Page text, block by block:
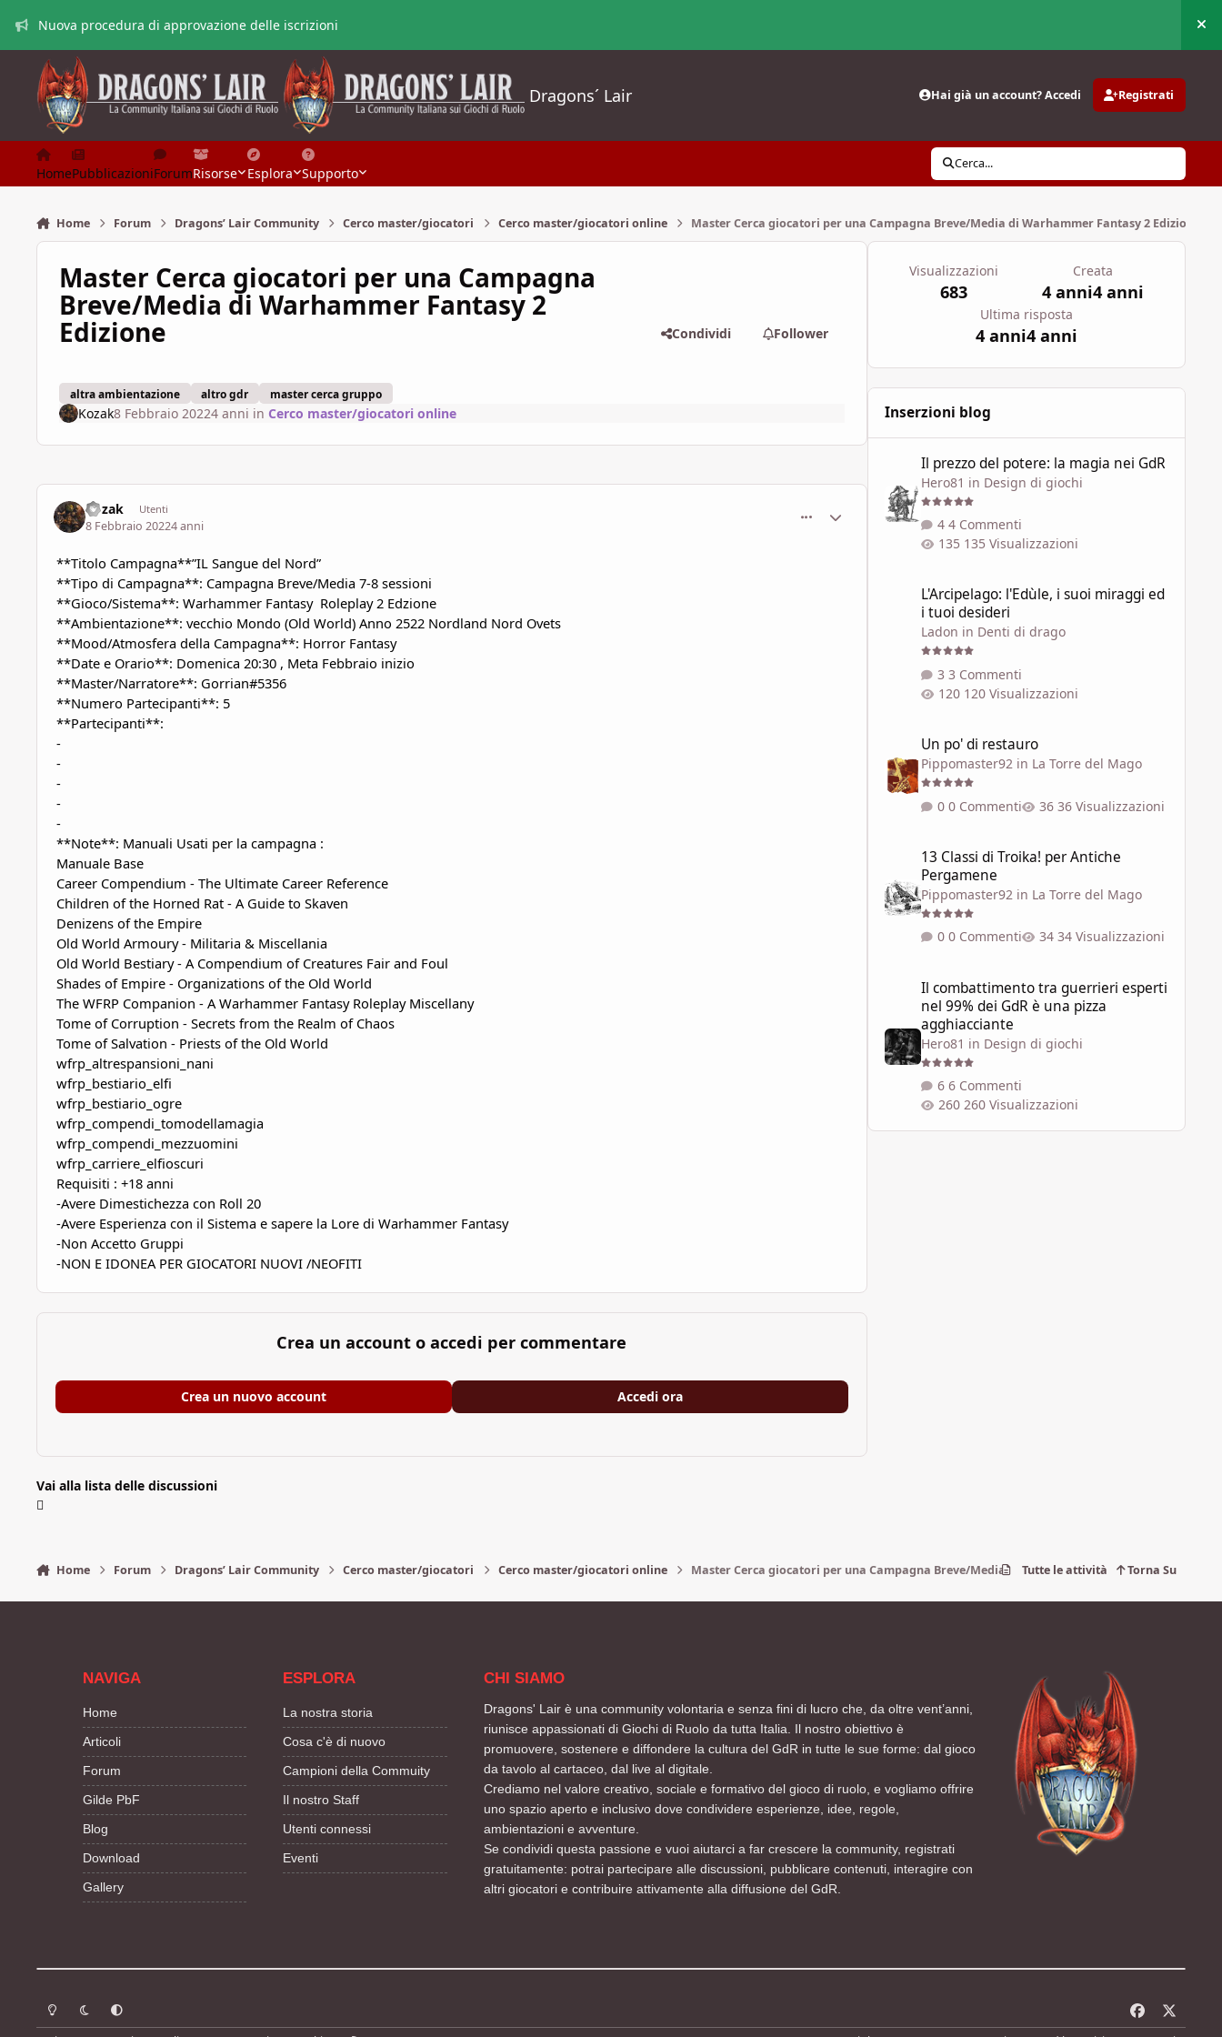
Nuova procedura di approvazione delle iscrizioni
Dragons´ Lair Hai già un account? Accedi Registrati
HomePubblicazioniForumRisorse Esplora Supporto
Cerca...
Home Forum Dragons’ Lair Community Cerco master/giocatori Cerco master/giocatori online Master Cerca giocatori per una Campagna Breve/Media di Warhammer Fantasy 2 Edizione
Master Cerca giocatori per una Campagna
Breve/Media di Warhammer Fantasy 2
Edizione
altra ambientazione altro gdr master cerca gruppo
Condividi Follower
Kozak8 Febbraio 20224 anni in Cerco master/giocatori online
Kozak Utenti
8 Febbraio 20224 anni
comment_1792101
Statistiche Autore
**Titolo Campagna**”IL Sangue del Nord”
**Tipo di Campagna**: Campagna Breve/Media 7-8 sessioni
**Gioco/Sistema**: Warhammer Fantasy Roleplay2 Edzione
**Ambientazione**: vecchio Mondo (Old World) Anno 2522 Nordland Nord Ovets
**Mood/Atmosfera della Campagna**: Horror Fantasy
**Date e Orario**: Domenica 20:30 , Meta Febbraio inizio
**Master/Narratore**: Gorrian#5356
**Numero Partecipanti**: 5
**Partecipanti**:
-
-
-
-
-
**Note**: Manuali Usati per la campagna :
Manuale Base
Career Compendium - The Ultimate Career Reference
Children of the Horned Rat - A Guide to Skaven
Denizens of the Empire
Old World Armoury- Militaria & Miscellania
Old World Bestiary- A Compendium of Creatures Fair and Foul
Shades of Empire - Organizations of the Old World
The WFRP Companion - A Warhammer Fantasy Roleplay Miscellany
Tome of Corruption - Secrets from the Realm of Chaos
Tome ofSalvation - Priests of the Old World
wfrp_altrespansioni_nani
wfrp_bestiario_elfi
wfrp_bestiario_ogre
wfrp_compendi_tomodellamagia
wfrp_compendi_mezzuomini
wfrp_carriere_elfioscuri
Requisiti : +18 anni
-Avere Dimestichezza con Roll 20
-Avere Esperienza con il Sistema e sapere la Lore di Warhammer Fantasy
-Non Accetto Gruppi
-NON E IDONEA PER GIOCATORI NUOVI /NEOFITI
Crea un account o accedi per commentare
Crea un nuovo account Accedi ora
Vai alla lista delle discussioni
Visualizzazioni
683
Creata
4 anni4 anni
Ultima risposta
4 anni4 anni
Inserzioni blog
Il prezzo del potere: la magia nei GdR
Hero81 in Design di giochi
4 Commenti
135 Visualizzazioni
L'Arcipelago: l'Edùle, i suoi miraggi ed
i tuoi desideri
Ladon in Denti di drago
3 Commenti
120 Visualizzazioni
Un po' di restauro
Pippomaster92in La Torre del Mago
0 Commenti 36 Visualizzazioni
13 Classi di Troika! per Antiche
Pergamene
Pippomaster92in La Torre del Mago
0 Commenti 34 Visualizzazioni
Il combattimento tra guerrieri esperti
nel 99% dei GdR è una pizza
agghiacciante
Hero81 in Design di giochi
6 Commenti
260 Visualizzazioni
Home Forum Dragons’ Lair Community Cerco master/giocatori Cerco master/giocatori online Master Cerca giocatori per una Campagna Breve/Media di Warhammer Fantasy 2 Edizione
Tutte le attività Torna Su
NAVIGA
Home
Articoli
Forum
Gilde PbF
Blog
Download
Gallery
ESPLORA
La nostra storia
Cosa c'è di nuovo
Campioni della Commuity
Il nostro Staff
Utenti connessi
Eventi
CHI SIAMO
Dragons' Lair è una community volontaria e senza fini di lucro che, da oltre vent’anni,
riunisce appassionati di Giochi di Ruolo da tutta Italia. Il nostro obiettivo è
promuovere, sostenere e diffondere la cultura del GdR in tutte le sue forme: dal gioco
da tavolo al cartaceo, dal live al digitale.
Crediamo nel valore creativo, sociale e formativo del gioco di ruolo, e vogliamo offrire
uno spazio aperto e inclusivo dove condividere esperienze, idee, regole,
ambientazioni e avventure.
Se condividi questa passione e vuoi aiutarci a far crescere la community, registrati
gratuitamente: potrai partecipare alle discussioni, pubblicare contenuti, interagire con
altri giocatori e contribuire attivamente alla diffusione del GdR.
Modalità chiara
Modalità scuraSegui la preferenza del sistema
a